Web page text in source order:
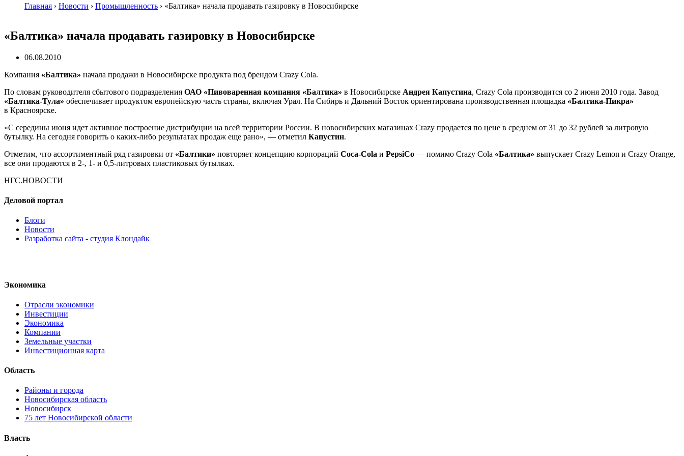
Главная › Новости › Промышленность › «Балтика» начала продавать газировку в Новосибирске
«Балтика» начала продавать газировку в Новосибирске
06.08.2010
Компания «Балтика» начала продажи в Новосибирске продукта под брендом Crazy Cola.
По словам руководителя сбытового подразделения ОАО «Пивоваренная компания «Балтика» в Новосибирске Андрея Капустина, Crazy Cola производится со 2 июня 2010 года. Завод
«Балтика-Тула» обеспечивает продуктом европейскую часть страны, включая Урал. На Сибирь и Дальний Восток ориентирована производственная площадка «Балтика-Пикра»
в Красноярске.
«С середины июня идет активное построение дистрибуции на всей территории России. В новосибирских магазинах Crazy продается по цене в среднем от 31 до 32 рублей за литровую
бутылку. На сегодня говорить о каких-либо результатах продаж еще рано», — отметил Капустин.
Отметим, что ассортиментный ряд газировки от «Балтики» повторяет концепцию корпораций Coca-Cola и PepsiCo — помимо Crazy Cola «Балтика» выпускает Crazy Lemon и Crazy Orange,
все они продаются в 2-, 1- и 0,5-литровых пластиковых бутылках.
НГС.НОВОСТИ
Деловой портал
Блоги
Новости
Разработка сайта - студия Клондайк
Экономика
Отрасли экономики
Инвестиции
Экономика
Компании
Земельные участки
Инвестиционная карта
Область
Районы и города
Новосибирская область
Новосибирск
75 лет Новосибирской области
Власть